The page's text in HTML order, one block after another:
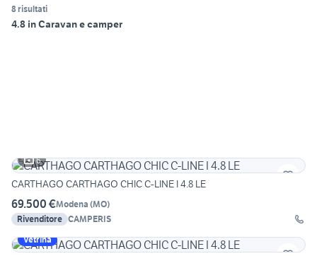
8 risultati
4.8 in Caravan e camper
6
CARTHAGO CARTHAGO CHIC C-LINE I 4.8 LE
69.500 €Modena (MO)
Rivenditore CAMPERIS
Vetrina